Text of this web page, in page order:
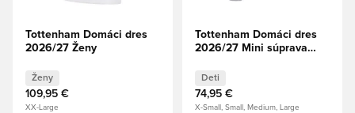
Tottenham Domáci dres
2026/27 Ženy
Ženy
109,95 €
XX-Large
Tottenham Domáci dres
2026/27 Mini súprava
Deti
74,95 €
X-Small, Small, Medium, Large